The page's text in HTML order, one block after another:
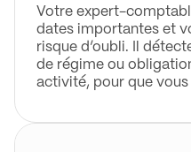
Votre expert-
dates importantes et
risque d’oubli. Il
de régime ou
activité, pour que